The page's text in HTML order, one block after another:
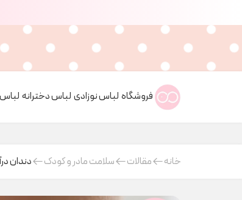
فروشگاه لباس نوزادی لباس دخترانه
خانه مقالات سلامت مادر و کودک دندان